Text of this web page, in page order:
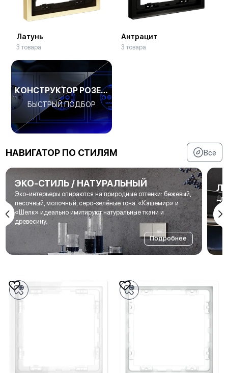
Латунь
3 товара
Антрацит
3 товара
КОНСТРУКТОР РОЗЕТОК И ВЫКЛЮЧАТЕЛЕЙ
БЫСТРЫЙ ПОДБОР
НАВИГАТОР ПО СТИЛЯМ Все
ЭКО-СТИЛЬ / НАТУРАЛЬНЫЙ
Эко-интерьеры опираются на природные оттенки: бежевый,
песочный, молочный, серо-зелёные тона. «Кашемир» и
«Шелк» идеально имитируют натуральные ткани и
древесину.
Подробнее